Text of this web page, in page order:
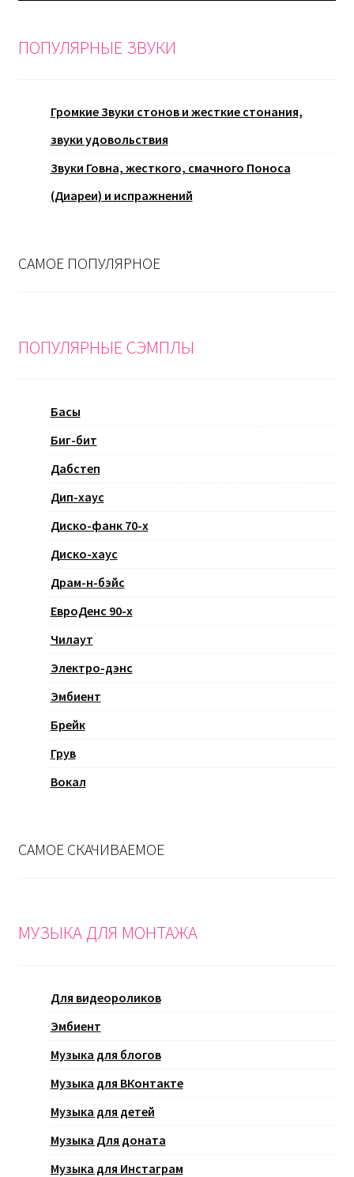
ПОПУЛЯРНЫЕ ЗВУКИ
Громкие Звуки стонов и жесткие стонания,
звуки удовольствия
Звуки Говна, жесткого, смачного Поноса
(Диареи) и испражнений
САМОЕ ПОПУЛЯРНОЕ
ПОПУЛЯРНЫЕ СЭМПЛЫ
Басы
Биг-бит
Дабстеп
Дип-хаус
Диско-фанк 70-х
Диско-хаус
Драм-н-бэйс
ЕвроДенс 90-х
Чилаут
Электро-дэнс
Эмбиент
Брейк
Грув
Вокал
САМОЕ СКАЧИВАЕМОЕ
МУЗЫКА ДЛЯ МОНТАЖА
Для видеороликов
Эмбиент
Музыка для блогов
Музыка для ВКонтакте
Музыка для детей
Музыка Для доната
Музыка для Инстаграм